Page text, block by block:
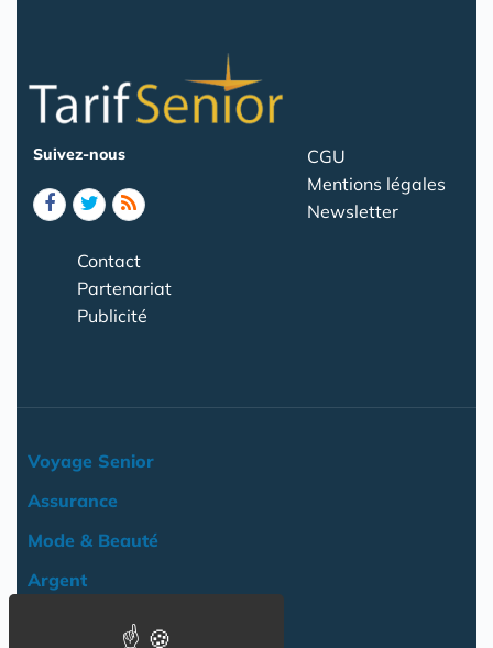
Suivez-nous
CGU
Mentions légales
Newsletter
Contact
Partenariat
Publicité
Voyage Senior
Assurance
Mode & Beauté
Argent
Loisir & Culture